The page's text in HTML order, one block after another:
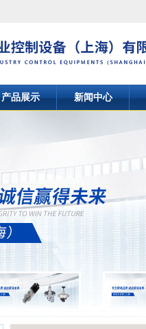
产品展示 新闻中心